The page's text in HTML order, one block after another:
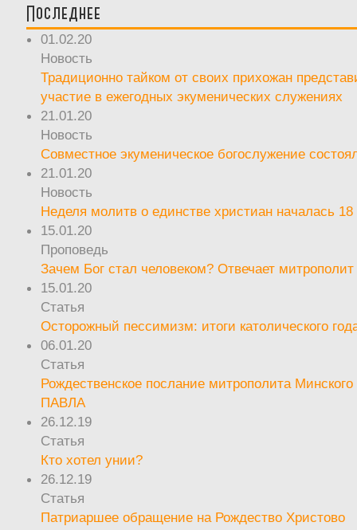
Последнее
01.02.20
Новость
Традиционно тайком от своих прихожан
участие в ежегодных экуменических служениях
21.01.20
Новость
Совместное экуменическое богослужение
21.01.20
Новость
Неделя молитв о единстве христиан началась 18
15.01.20
Проповедь
Зачем Бог стал человеком? Отвечает
15.01.20
Статья
Осторожный пессимизм: итоги католического
06.01.20
Статья
Рождественское послание митрополита Минского
ПАВЛА
26.12.19
Статья
Кто хотел унии?
26.12.19
Статья
Патриаршее обращение на Рождество Христово